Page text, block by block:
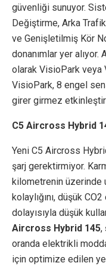
güvenliği sunuyor.
Değiştirme, Arka
ve Genişletilmiş Kör
donanımlar yer alıyor.
olarak VisioPark veya
VisioPark, 8 engel
girer girmez
C5 Aircross Hybrid
Yeni C5 Aircross
şarj gerektirmiyor.
kilometrenin üzerinde
kolaylığını, düşük
dolayısıyla düşük
Aircross Hybrid 145,
oranda elektrikli
için optimize edilen